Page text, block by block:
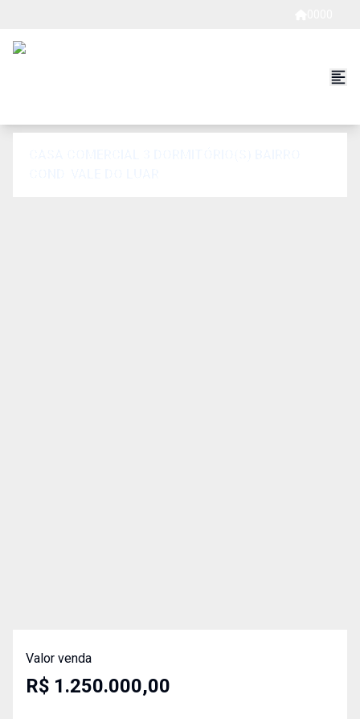
Valor venda
R$ 1.250.000,00